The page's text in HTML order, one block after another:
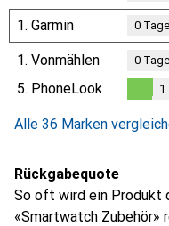
1. Garmin 0Tage
1. Vonmählen 0Tage
5. PhoneLook 1
Alle 36 Marken
Rückgabequote
So oft wird ein Produkt
«Smartwatch Zubehör»